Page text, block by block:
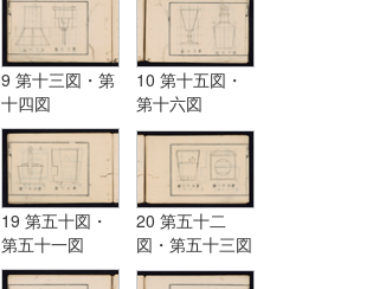
9 第十三図・第
十四図
10 第十五図・
第十六図
19 第五十図・
第五十一図
20 第五十二
図・第五十三図